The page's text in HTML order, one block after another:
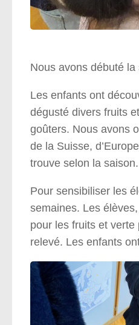
Nous avons débuté
Les enfants ont
dégusté divers fruits
goûters. Nous avons
de la Suisse,
trouve selon la saison.
Pour sensibiliser les
semaines. Les
pour les fruits et
relevé. Les enfants